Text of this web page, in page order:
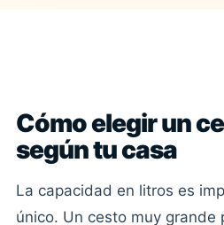
Cómo elegir un
según tu casa
La capacidad en litros es
único. Un cesto muy grande